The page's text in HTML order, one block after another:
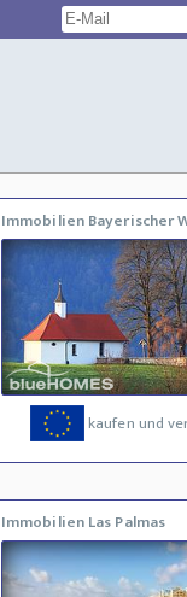
Immobilien Bayerischer
kaufen und
Immobilien Las Palmas